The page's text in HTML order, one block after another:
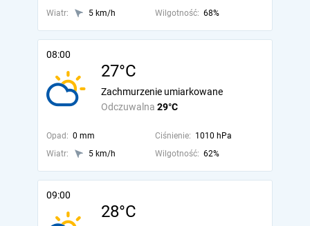
Wiatr: 5 km/h Wilgotność: 68%
08:00
27°C
Odczuwalna 29°C
Zachmurzenie umiarkowane
Opad: 0 mm Ciśnienie: 1010 hPa
Wiatr:
5 km/h Wilgotność: 62%
09:00
28°C